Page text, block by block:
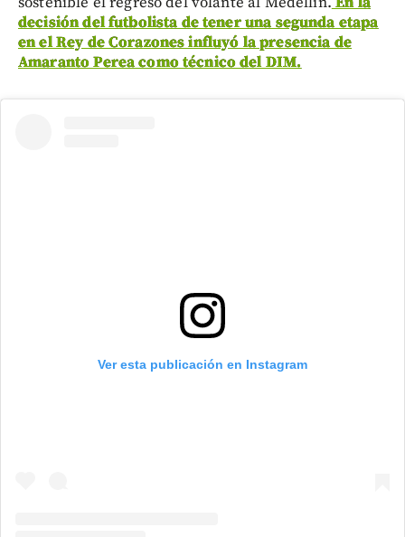
decisión del futbolista de tener una segunda etapa
en el Rey de Corazones influyó la presencia de
Amaranto Perea como técnico del DIM.
Ver esta publicación en Instagram